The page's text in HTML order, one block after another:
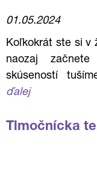
01.05.2024
Koľkokrát ste si v
naozaj
skúseností
ďalej
Tlmočnícka